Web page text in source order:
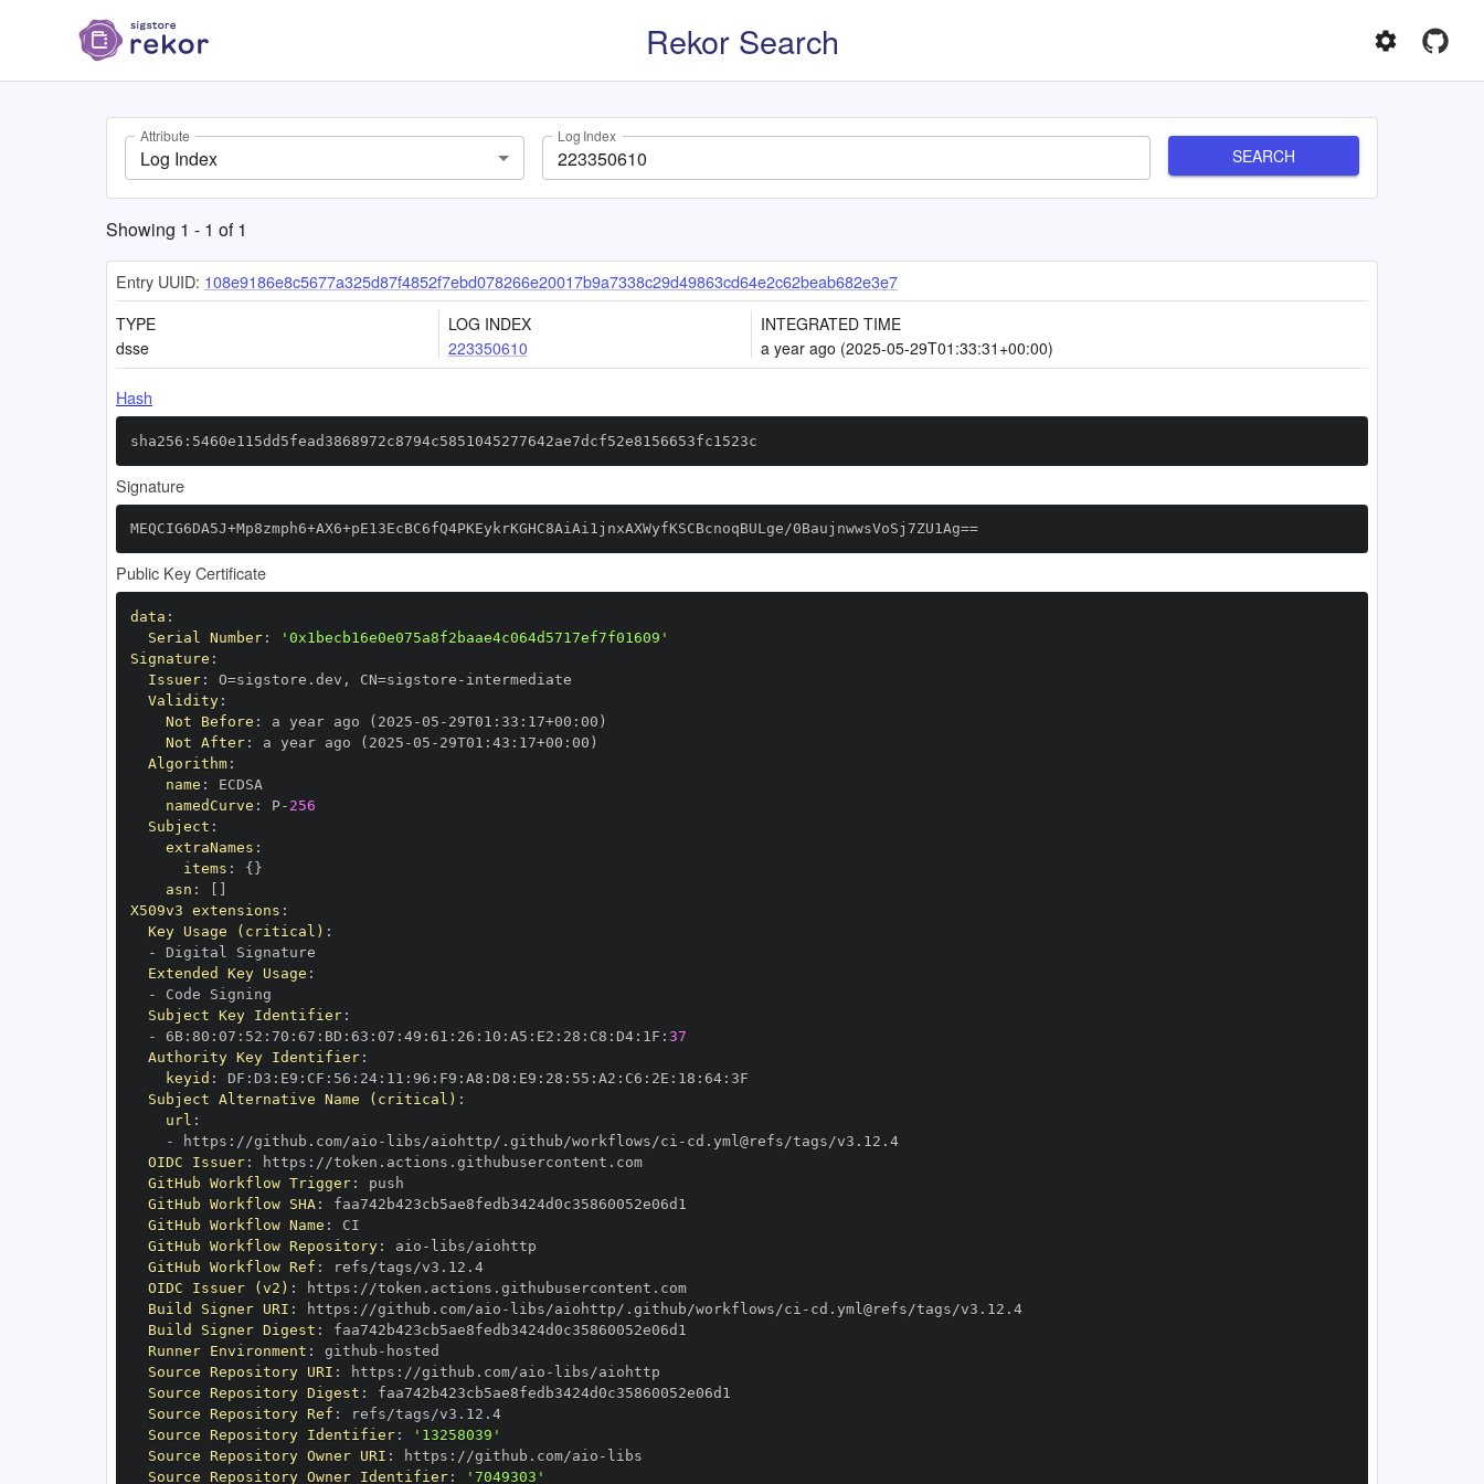
Rekor Search
Attribute
Log Index
Log Index
SEARCH
Showing 1 - 1 of1
Entry UUID: 108e9186e8c5677a325d87f4852f7ebd078266e20017b9a7338c29d49863cd64e2c62beab682e3e7
TYPE
dsse
LOG INDEX
223350610
INTEGRATED TIME
a year ago (2025-05-29T01:33:31+00:00)
Hash
sha256:5460e115dd5fead3868972c8794c5851045277642ae7dcf52e8156653fc1523c
Signature
MEQCIG6DA5J+Mp8zmph6+AX6+pE13EcBC6fQ4PKEykrKGHC8AiAi1jnxAXWyfKSCBcnoqBULge/0BaujnwwsVoSj7ZU1Ag==
Public Key Certificate
data :
Serial Number:
'0x1becb16e0e075a8f2baae4c064d5717ef7f01609'
Signature :
Issuer: O=sigstore.dev , CN=sigstore -
Validity:
Not Before : a year ago (2025 -05 - 29T01 : 33 : 17+00 :
Not After: a year ago (2025 -05 - 29T01 : 43 : 17+00 :
Algorithm:
name :
namedCurve : P- 256
Subject :
extraNames :
items : { }
asn :
X509v3 extensions :
Key Usage (critical) :
-
Extended Key Usage :
-
Subject Key Identifier:
-
6B: 80 : 07 : 52 : 70 : 67 : BD : 63 : 07 : 49 : 61 : 26 : 10 : A5 : E2 : 28 : C8 : D4: 1F : 37
Authority Key Identifier:
keyid : DF : D3 : E9 : CF : 56 : 24: 11 : 96 : F9 : A8 : D8 : E9 : 28 : 55 : A2 : C6 : 2E : 18 : 64:
Subject Alternative Name (critical) :
url :
-
https : //github.com/aio - libs/aiohttp/.github/workflows/ci -
cd.yml@refs/tags/v3.12.4
OIDC Issuer: https :
//token.actions.githubusercontent.com
GitHub Workflow Trigger:
GitHub Workflow SHA:
GitHub Workflow Name :
GitHub Workflow Repository: aio -
GitHub Workflow Ref :
refs/tags/v3.12.4
OIDC Issuer (v2) : https :
//token.actions.githubusercontent.com
Build Signer URI : https : //github.com/aio - libs/aiohttp/.github/workflows/ci -
cd.yml@refs/tags/v3.12.4
Build Signer Digest :
Runner Environment : github -
Source Repository URI : https : //github.com/aio -
Source Repository Digest :
Source Repository Ref :
refs/tags/v3.12.4
Source Repository Identifier:
'13258039'
Source Repository Owner URI : https : //github.com/aio -
Source Repository Owner Identifier: '7049303'